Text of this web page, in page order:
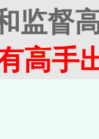
监督
高手